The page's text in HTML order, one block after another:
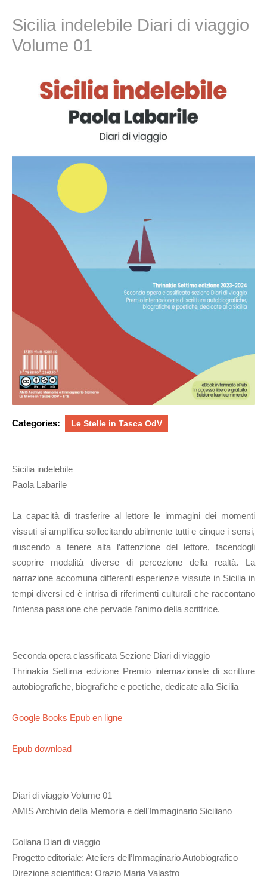
Sicilia indelebile Diari di viaggio
Volume 01
Categories: Le Stelle in Tasca OdV
Sicilia indelebile
Paola Labarile
La capacità di trasferire al lettore le immagini dei momenti
vissuti si amplifica sollecitando abilmente tutti e cinque i sensi,
riuscendo a tenere alta l’attenzione del lettore, facendogli
scoprire modalità diverse di percezione della realtà. La
narrazione accomuna differenti esperienze vissute in Sicilia in
tempi diversi ed è intrisa di riferimenti culturali che raccontano
l’intensa passione che pervade l’animo della scrittrice.
Seconda opera classificata Sezione Diari di viaggio
Thrinakìa Settima edizione Premio internazionale di scritture
autobiografiche, biografiche e poetiche, dedicate alla Sicilia
Google Books Epub en ligne
Epub download
Diari di viaggio Volume 01
AMIS Archivio della Memoria e dell’Immaginario Siciliano
Collana Diari di viaggio
Progetto editoriale: Ateliers dell’Immaginario Autobiografico
Direzione scientifica: Orazio Maria Valastro